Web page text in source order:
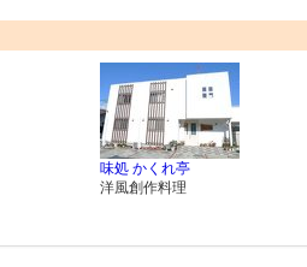
味処 かくれ亭
洋風創作料理